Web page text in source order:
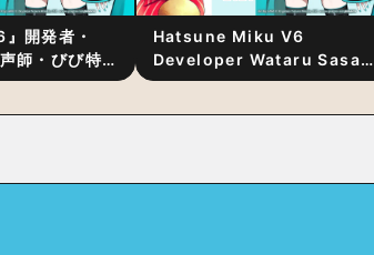
』開発者・
師・びび特
歌声表現の
Hatsune Miku V6
Developer Wataru Sasaki
× Professional Vocal-